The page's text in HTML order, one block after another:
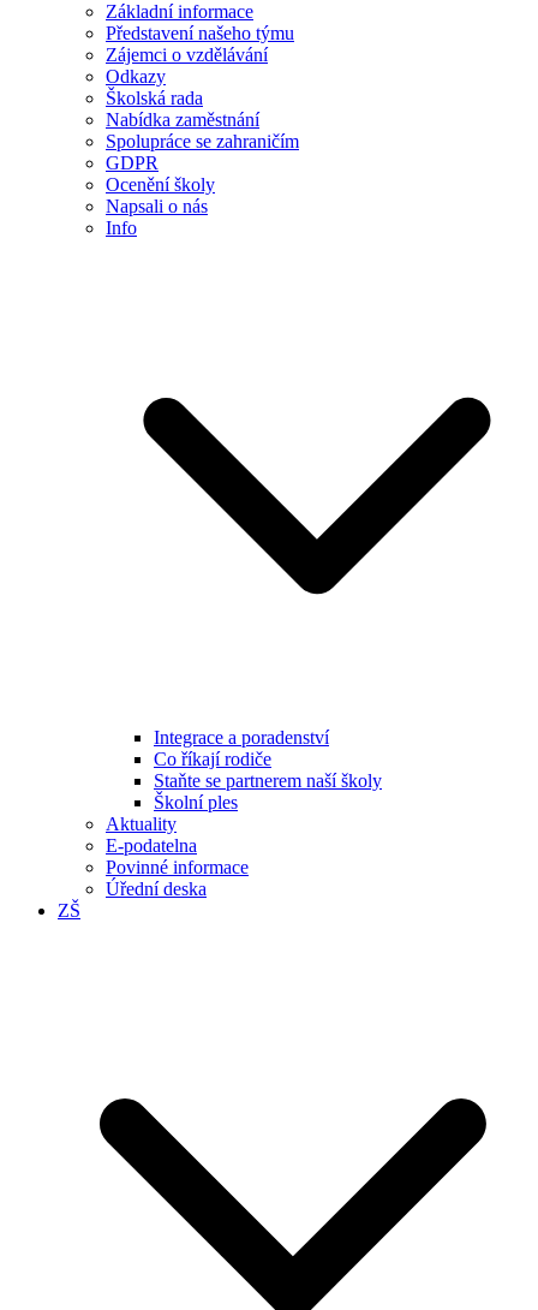
Základní informace
Představení našeho týmu
Zájemci o vzdělávání
Odkazy
Školská rada
Nabídka zaměstnání
Spolupráce se zahraničím
GDPR
Ocenění školy
Napsali o nás
Info
Integrace a poradenství
Co říkají rodiče
Staňte se partnerem naší školy
Školní ples
Aktuality
E-podatelna
Povinné informace
Úřední deska
ZŠ